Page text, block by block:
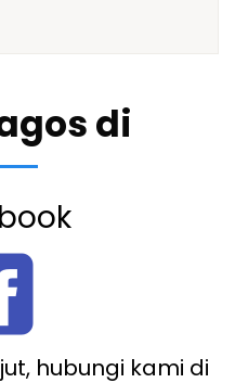
di
hubungi kami di